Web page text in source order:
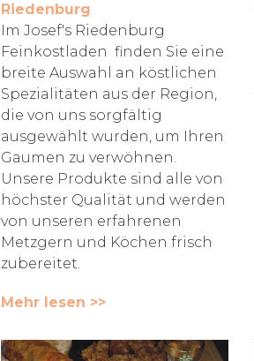
Riedenburg
Im Josef's Riedenburg
Feinkostladen finden Sie eine
breite Auswahl an köstlichen
Spezialitäten aus der Region,
die von uns sorgfältig
ausgewählt wurden, um Ihren
Gaumen zu verwöhnen.
Unsere Produkte sind alle von
höchster Qualität und werden
von unseren erfahrenen
Metzgern und Köchen frisch
zubereitet.
Mehr lesen >>